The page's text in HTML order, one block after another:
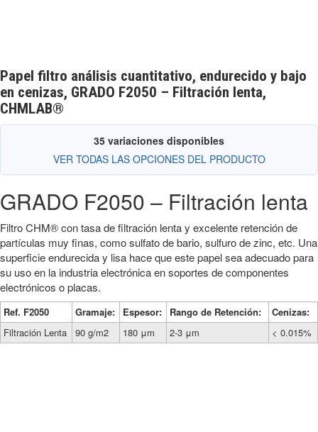
Papel filtro análisis cuantitativo, endurecido y bajo
en cenizas, GRADO F2050 – Filtración lenta,
CHMLAB®
35 variaciones disponibles
VER TODAS LAS OPCIONES DEL PRODUCTO
GRADO F2050 – Filtración lenta
Filtro CHM® con tasa de filtración lenta y excelente retención de
partículas muy finas, como sulfato de bario, sulfuro de zinc, etc. Una
superficie endurecida y lisa hace que este papel sea adecuado para
su uso en la industria electrónica en soportes de componentes
electrónicos o placas.
Ref. F2050 Gramaje: Espesor: Rango de Retención:
Cenizas:
Filtración Lenta
90 g/m2 180 μm 2-3 μm < 0.015%